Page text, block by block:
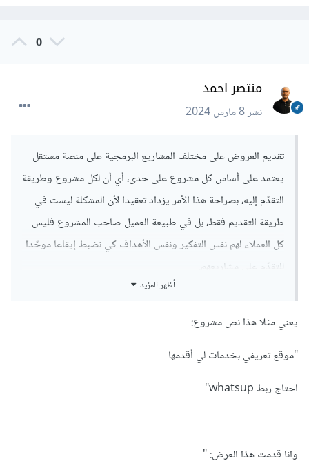
0
منتصر احمد
نشر8 مارس 2024
تقديم العروض على مختلف المشاريع البرمجية على منصة مستقل
يعتمد على أساس كل مشروع على حدى، أي أن لكل مشروع وطريقة
التقدّم إليه، بصراحة هذا الأمر يزداد تعقيدا لأن المشكلة ليست في
طريقة التقديم فقط، بل في طبيعة العميل صاحب المشروع فليس
كل العملاء لهم نفس التفكير ونفس الأهداف كي نضبط إيقاعا موحّدا
للتقدّم على مشاريعهم.
مشروع تم فتحه أن أقرأ جميع التفاصيل ووصف المشروع وأحلله،
فإن كنت قادرا على الإنجاز، انتقلت إلى الخطوة التالية.
عليها، في الغالب لا أتقدم على المشاريع التي فاقت التقديم عليها
أظهر المزيد
يعني مثلا هذا نص مشروع:
"موقع تعريفي بخدمات لي أقدمها
احتاج ربط whatsup"
وانا قدمت هذا العرض: "